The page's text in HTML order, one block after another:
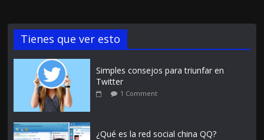
Tienes que ver esto
Simples consejos para triunfar en
Twitter
1 Comment
¿Qué es la red social china QQ?